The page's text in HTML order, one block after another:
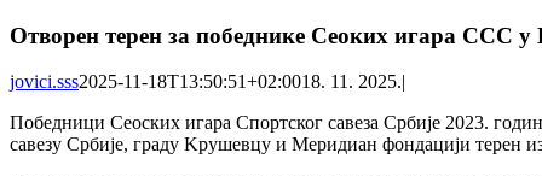
Отворен терен за победнике Сеоких игара ССС
jovici.sss2025-11-18T13:50:51+02:0018. 11. 2025.|
Победници Сеоских игара Спортског савеза Србије 2023.
савезу Србије, граду Kрушевцу и Меридиан фондацији терен